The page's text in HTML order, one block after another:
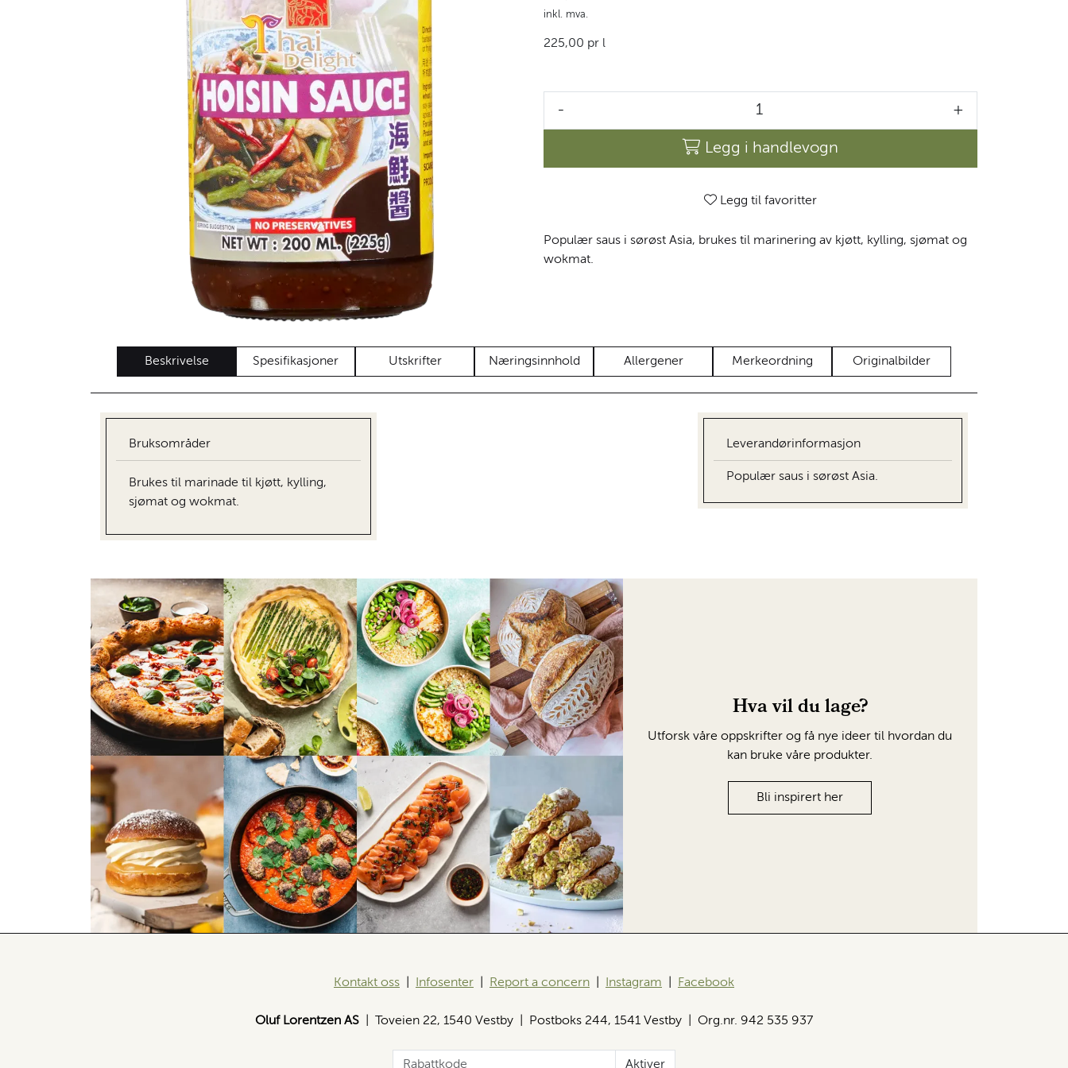
inkl. mva.
225,00 pr l
- +
Legg i handlevogn
Legg til favoritter
Populær saus i sørøst Asia, brukes til marinering av kjøtt, kylling, sjømat og
wokmat.
Beskrivelse Spesifikasjoner Utskrifter Næringsinnhold Allergener Merkeordning Originalbilder
Bruksområder
Brukes til marinade til kjøtt, kylling,
sjømat og wokmat.
Leverandørinformasjon
Populær saus i sørøst Asia.
Hva vil du lage?
Utforsk våre oppskrifter og få nye ideer til hvordan du
kan bruke våre produkter.
Bli inspirert her
Kontakt oss Infosenter Report a concern Instagram Facebook
Oluf Lorentzen AS | Toveien 22, 1540 Vestby | Postboks 244, 1541 Vestby | Org.nr. 942 535 937
Aktiver